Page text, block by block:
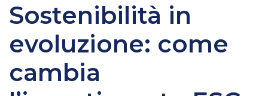
Sostenibilità in
evoluzione: come
cambia